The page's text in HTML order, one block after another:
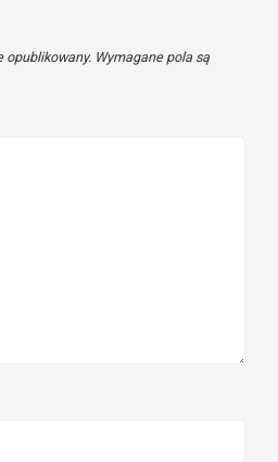
opublikowany. Wymagane pola są